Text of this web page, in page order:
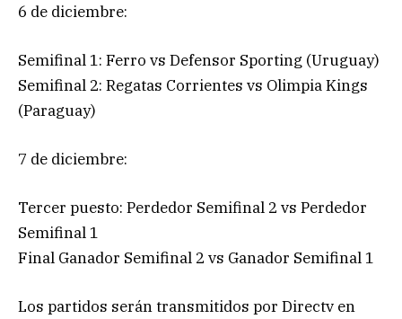
6 de diciembre:
Semifinal 1: Ferro vs Defensor Sporting (Uruguay)
Semifinal 2: Regatas Corrientes vs Olimpia Kings
(Paraguay)
7 de diciembre:
Tercer puesto: Perdedor Semifinal 2 vs Perdedor
Semifinal 1
Final Ganador Semifinal 2 vs Ganador Semifinal 1
Los partidos serán transmitidos por Directv en